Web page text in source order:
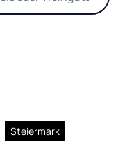
Steiermark